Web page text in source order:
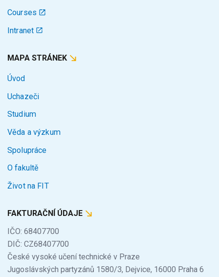
Courses
Intranet
MAPA STRÁNEK
Úvod
Uchazeči
Studium
Věda a výzkum
Spolupráce
O fakultě
Život na FIT
FAKTURAČNÍ ÚDAJE
IČO: 68407700
DIČ: CZ68407700
České vysoké učení technické v Praze
Jugoslávských partyzánů 1580/3, Dejvice, 16000 Praha 6